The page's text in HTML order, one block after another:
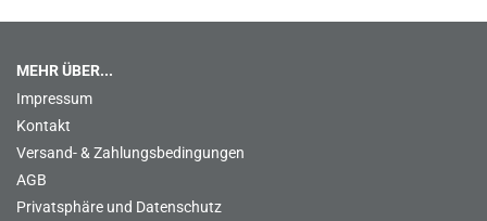
MEHR ÜBER...
Impressum
Kontakt
Versand- & Zahlungsbedingungen
AGB
Privatsphäre und Datenschutz